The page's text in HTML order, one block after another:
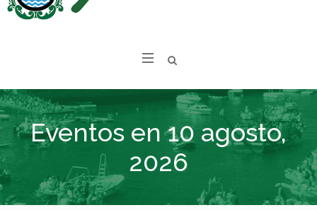
Eventos en 10 agosto,
2026